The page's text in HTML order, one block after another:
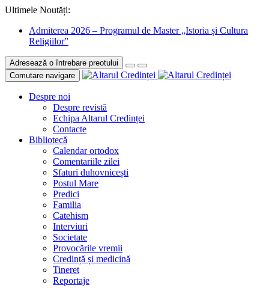
Ultimele Noutăți:
Admiterea 2026 – Programul de Master „Istoria și Cultura
Religiilor”
Adresează o întrebare preotului
Comutare navigare
Despre noi
Despre revistă
Echipa Altarul Credinței
Contacte
Bibliotecă
Calendar ortodox
Comentariile zilei
Sfaturi duhovnicești
Postul Mare
Predici
Familia
Catehism
Interviuri
Societate
Provocările vremii
Credință și medicină
Tineret
Reportaje